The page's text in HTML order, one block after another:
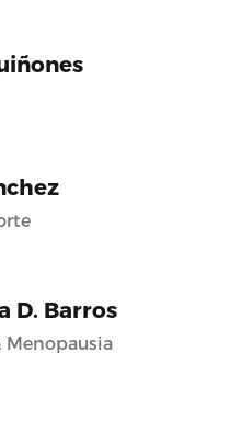
D. Barros
Menopausia